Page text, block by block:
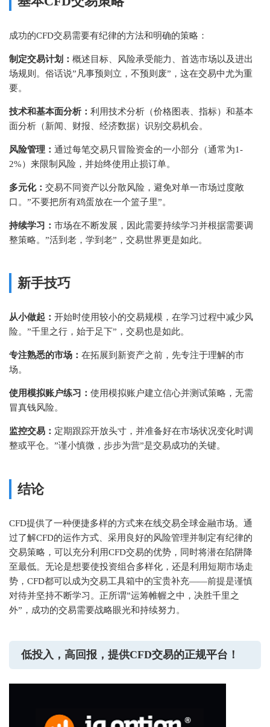
成功的CFD交易需要有纪律的方法和明确的策略：
制定交易计划： 概述目标、风险承受能力、首选市场以及进出
场规则。俗话说”凡事预则立，不预则废”，这在交易中尤为重
要。
技术和基本面分析： 利用技术分析（价格图表、指标）和基本
面分析（新闻、财报、经济数据）识别交易机会。
风险管理： 通过每笔交易只冒险资金的一小部分（通常为1-
2%）来限制风险，并始终使用止损订单。
多元化： 交易不同资产以分散风险，避免对单一市场过度敞
口。”不要把所有鸡蛋放在一个篮子里”。
持续学习： 市场在不断发展，因此需要持续学习并根据需要调
整策略。”活到老，学到老”，交易世界更是如此。
新手技巧
从小做起： 开始时使用较小的交易规模，在学习过程中减少风
险。”千里之行，始于足下”，交易也是如此。
专注熟悉的市场： 在拓展到新资产之前，先专注于理解的市
场。
使用模拟账户练习： 使用模拟账户建立信心并测试策略，无需
冒真钱风险。
监控交易： 定期跟踪开放头寸，并准备好在市场状况变化时调
整或平仓。”谨小慎微，步步为营”是交易成功的关键。
结论
CFD提供了一种便捷多样的方式来在线交易全球金融市场。通
过了解CFD的运作方式、采用良好的风险管理并制定有纪律的
交易策略，可以充分利用CFD交易的优势，同时将潜在陷阱降
至最低。无论是想要使投资组合多样化，还是利用短期市场走
势，CFD都可以成为交易工具箱中的宝贵补充——前提是谨慎
对待并坚持不断学习。正所谓”运筹帷幄之中，决胜千里之
外”，成功的交易需要战略眼光和持续努力。
低投入，高回报，提供CFD交易的正规平台！